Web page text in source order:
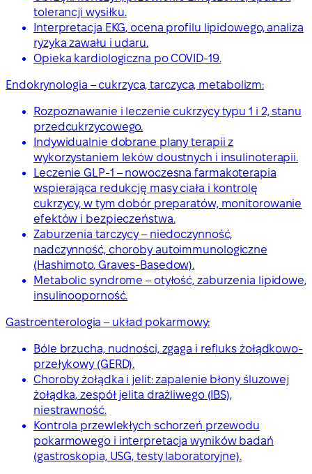
tolerancji wysiłku.
Interpretacja EKG, ocena profilu lipidowego, analiza
ryzyka zawału i udaru.
Opieka kardiologiczna po COVID-19.
Endokrynologia – cukrzyca, tarczyca, metabolizm:
Rozpoznawanie i leczenie cukrzycy typu 1 i 2, stanu
przedcukrzycowego.
Indywidualnie dobrane plany terapii z
wykorzystaniem leków doustnych i insulinoterapii.
Leczenie GLP-1 – nowoczesna farmakoterapia
wspierająca redukcję masy ciała i kontrolę
cukrzycy, w tym dobór preparatów, monitorowanie
efektów i bezpieczeństwa.
Zaburzenia tarczycy – niedoczynność,
nadczynność, choroby autoimmunologiczne
(Hashimoto, Graves-Basedow).
Metabolic syndrome – otyłość, zaburzenia lipidowe,
insulinooporność.
Gastroenterologia – układ pokarmowy:
Bóle brzucha, nudności, zgaga i refluks żołądkowo-
przełykowy (GERD).
Choroby żołądka i jelit: zapalenie błony śluzowej
żołądka, zespół jelita drażliwego (IBS),
niestrawność.
Kontrola przewlekłych schorzeń przewodu
pokarmowego i interpretacja wyników badań
(gastroskopia, USG, testy laboratoryjne).